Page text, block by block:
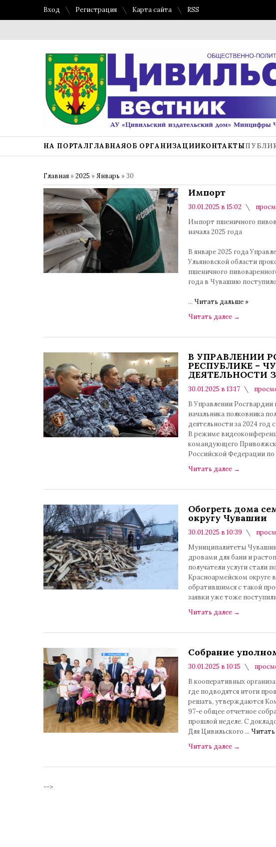
Вход Регистрация Карта сайта RSS
НА ПОРТАЛГЛАВНАЯОБ ОРГАНИЗАЦИИКОНТАКТЫ
Главная »2025 »Январь » 30
Импорт
30.01.2025 в 15:02
Импорт пшеничного
начала 2025 года
В январе 2025 года
Ульяновской области
пшеничного
года в Чувашию
... Читать дальше »
Читать далее →
В УПРАВЛЕНИИ
РЕСПУБЛИКЕ –
ДЕЯТЕЛЬНОСТИ
30.01.2025 в 13:17
В Управлении
начальника полковника
деятельности за 2024 год
В режиме
командующего
Российской Федерации
Читать далее →
Обогреть дома
округу Чувашии
30.01.2025 в 10:39
Муниципалитеты
дровами для бани и
получатели услуги стали
Красноармейском округе
обратившимся с такой
заявки уже тоже
Читать далее →
Собрание
30.01.2025 в 10:15
В кооперативных
где подводятся итоги
решать, утверждаются
97-е общее отчетное
прошлой неделе. С
Для Цивильского ...
Читать далее →
-->